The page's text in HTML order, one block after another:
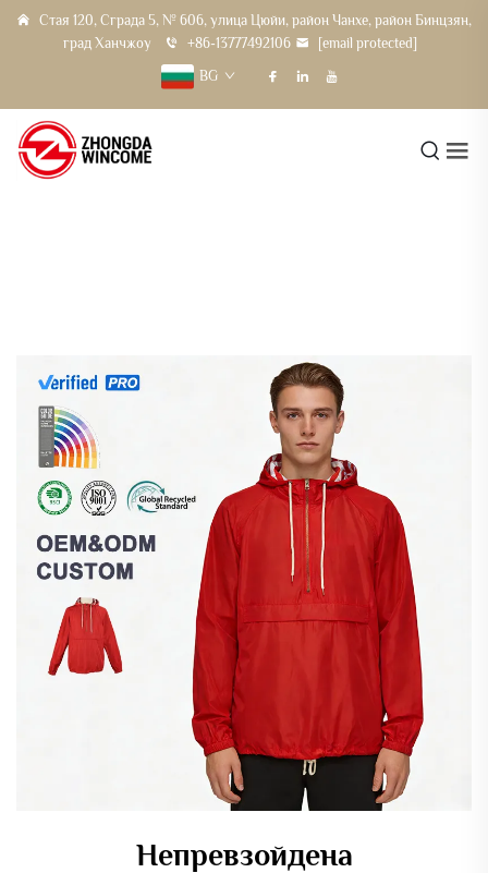
Стая 120, Сграда 5, № 606, улица Цюйи, район Чанхе, район Бинцзян,
град Ханчжоу
+86-13777492106
[email protected]
BG
Непревзойдена